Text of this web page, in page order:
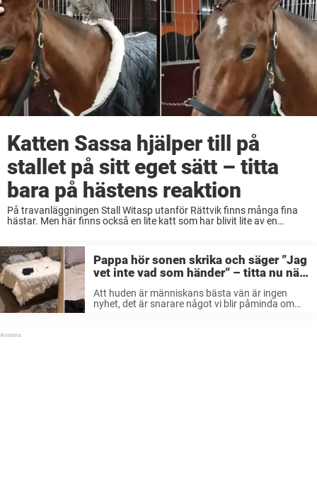
Katten Sassa hjälper till på
stallet på sitt eget sätt – titta
bara på hästens reaktion
På travanläggningen Stall Witasp utanför Rättvik finns många fina
hästar. Men här finns också en lite katt som har blivit lite av en
Pappa hör sonen skrika och säger ”Jag
vet inte vad som händer” – titta nu när
kameran zoomar in
Att huden är människans bästa vän är ingen
nyhet, det är snarare något vi blir påminda om